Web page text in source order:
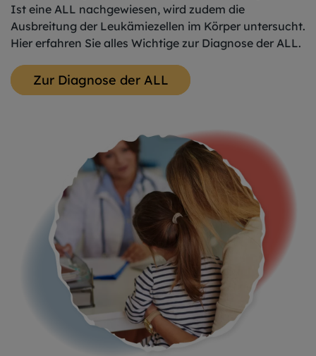
Ist eine ALL nachgewiesen, wird zudem die
Ausbreitung der Leukämiezellen im Körper untersucht.
Hier erfahren Sie alles Wichtige zur Diagnose der ALL.
Zur Diagnose der ALL